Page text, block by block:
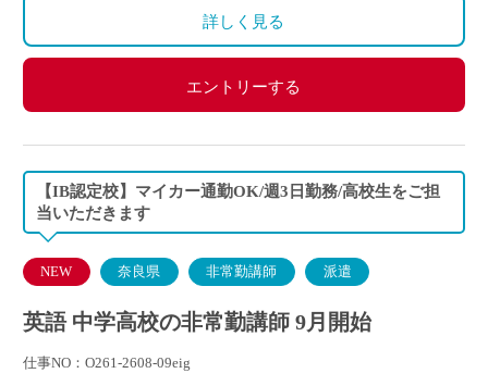
詳しく見る
エントリーする
【IB認定校】マイカー通勤OK/週3日勤務/高校生をご担
当いただきます
NEW 奈良県 非常勤講師 派遣
英語 中学高校の非常勤講師 9月開始
仕事NO：O261-2608-09eig